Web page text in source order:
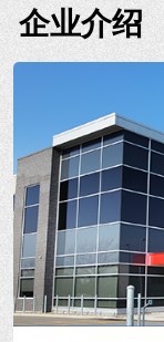
企业介绍